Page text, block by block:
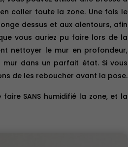
coller toute la zone. Une fois le
dessus et aux alentours, afin
vous auriez pu faire lors de la
nettoyer le mur en profondeur,
dans un parfait état. Si vous
de les reboucher avant la pose.
SANS humidifié la zone, et la